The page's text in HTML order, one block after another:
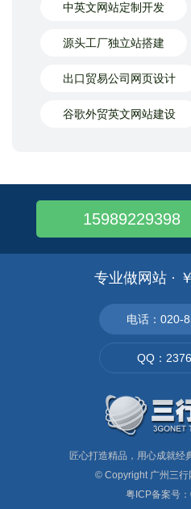
中英文网站定制开发
源头工厂独立站搭建
出口贸易公司网页设计
谷歌外贸英文网站建设
15989229398
专业做网站 ·
电话：020-
QQ：
匠心打造精品，用心成就经
© Copyright 广州三行
粤ICP备案号